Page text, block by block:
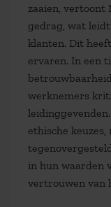
zaaien, vertoont
gedrag, wat
klanten. Dit
ervaren. In een
werknemers
ethische
in hun waarden
vertrouwen van